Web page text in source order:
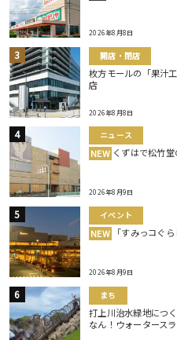
2026年8月8日
開店・閉店
枚方モールの「果汁
店
2026年8月8日
ニュース
NEW くずはで松竹
2026年8月9日
イベント
NEW 「すみっコぐ
2026年8月9日
まち
打上川治水緑地につ
なん！ウォータース